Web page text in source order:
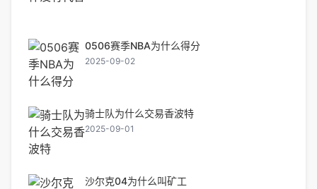
0506赛季NBA为什么得分
2025-09-02
骑士队为什么交易香波特
2025-09-01
沙尔克04为什么叫矿工